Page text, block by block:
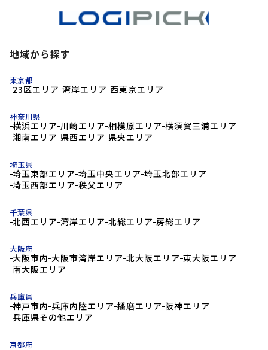
地域から探す
東京都
23区エリア 湾岸エリア 西東京エリア
神奈川県
横浜エリア 川崎エリア 相模原エリア 横須賀三浦エリア
湘南エリア 県西エリア 県央エリア
埼玉県
埼玉東部エリア 埼玉中央エリア 埼玉北部エリア
埼玉西部エリア 秩父エリア
千葉県
北西エリア 湾岸エリア 北総エリア 房総エリア
大阪府
大阪市内 大阪市湾岸エリア 北大阪エリア 東大阪エリア
南大阪エリア
兵庫県
神戸市内 兵庫内陸エリア 播磨エリア 阪神エリア
兵庫県その他エリア
京都府